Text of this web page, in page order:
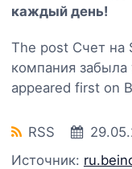
каждый день!
The post Счет на
компания забыла
appeared first on
RSS
Источник: